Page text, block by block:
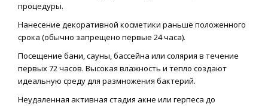
процедуры.
Нанесение декоративной косметики раньше положенного
срока (обычно запрещено первые 24 часа).
Посещение бани, сауны, бассейна или солярия в течение
первых 72 часов. Высокая влажность и тепло создают
идеальную среду для размножения бактерий.
Неудаленная активная стадия акне или герпеса до